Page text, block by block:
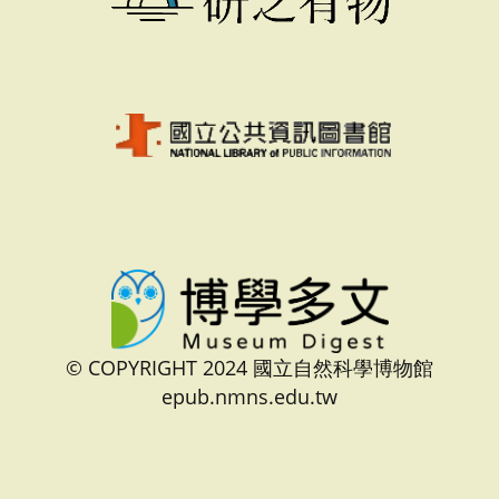
© COPYRIGHT 2024 國立自然科學博物館
epub.nmns.edu.tw